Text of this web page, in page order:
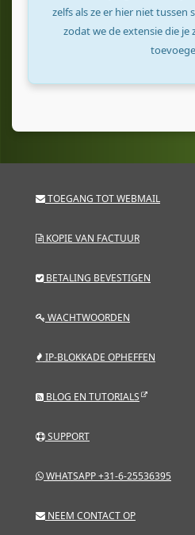
zelfs als ze er hier niet tussen
zodat we de extensie die
TOEGANG TOT WEBMAIL
KOPIE VAN FACTUUR
BETALING BEVESTIGEN
WACHTWOORDEN
IP-BLOKKADE OPHEFFEN
BLOG EN TUTORIALS
SUPPORT
WHATSAPP +31-6-25536395
NEEM CONTACT OP